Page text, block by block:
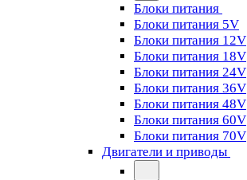
Блоки питания
Блоки питания 5V
Блоки питания 12V
Блоки питания 18V
Блоки питания 24V
Блоки питания 36V
Блоки питания 48V
Блоки питания 60V
Блоки питания 70V
Двигатели и приводы